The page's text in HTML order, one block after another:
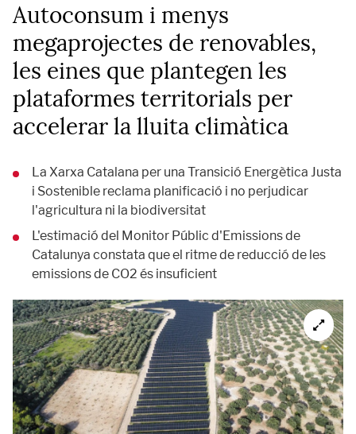
Autoconsum i menys
megaprojectes de renovables,
les eines que plantegen les
plataformes territorials per
accelerar la lluita climàtica
La Xarxa Catalana per una Transició Energètica Justa
i Sostenible reclama planificació i no perjudicar
l'agricultura ni la biodiversitat
L'estimació del Monitor Públic d'Emissions de
Catalunya constata que el ritme de reducció de les
emissions de CO2 és insuficient